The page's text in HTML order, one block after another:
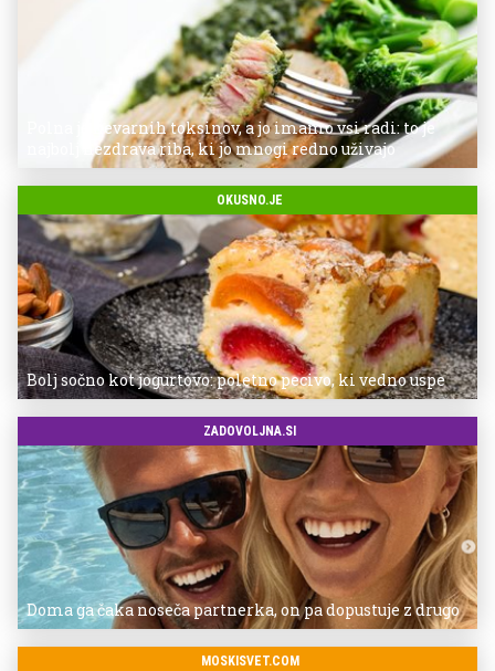
Polna je nevarnih toksinov, a jo imamo vsi radi: to je
najbolj nezdrava riba, ki jo mnogi redno uživajo
OKUSNO.JE
Bolj sočno kot jogurtovo: poletno pecivo, ki vedno uspe
ZADOVOLJNA.SI
Doma ga čaka noseča partnerka, on pa dopustuje z drugo
MOSKISVET.COM